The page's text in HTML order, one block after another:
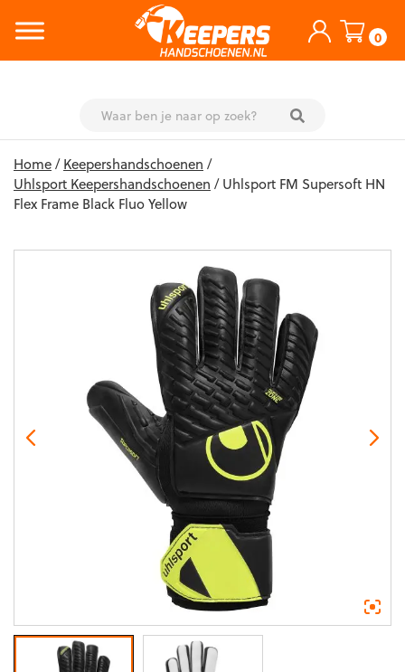
0
content
Home/Keepershandschoenen /
Uhlsport Keepershandschoenen / Uhlsport FM Supersoft HN
Flex Frame Black Fluo Yellow